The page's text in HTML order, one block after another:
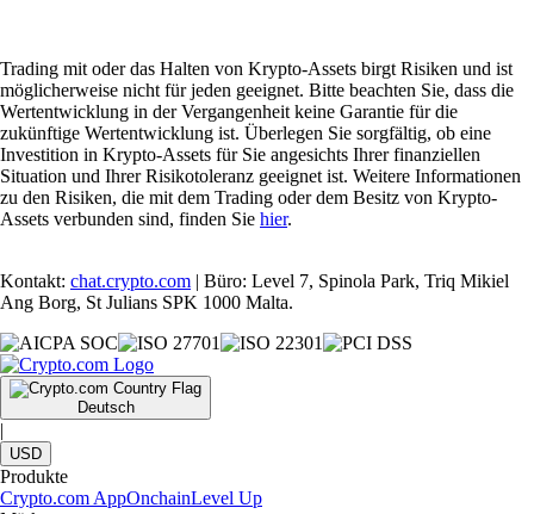
Trading mit oder das Halten von Krypto-Assets birgt Risiken und ist
möglicherweise nicht für jeden geeignet. Bitte beachten Sie, dass die
Wertentwicklung in der Vergangenheit keine Garantie für die
zukünftige Wertentwicklung ist. Überlegen Sie sorgfältig, ob eine
Investition in Krypto-Assets für Sie angesichts Ihrer finanziellen
Situation und Ihrer Risikotoleranz geeignet ist. Weitere Informationen
zu den Risiken, die mit dem Trading oder dem Besitz von Krypto-
Assets verbunden sind, finden Sie hier.
Kontakt: chat.crypto.com | Büro: Level 7, Spinola Park, Triq Mikiel
Ang Borg, St Julians SPK 1000 Malta.
Deutsch
|
USD
Produkte
Crypto.com AppOnchainLevel Up